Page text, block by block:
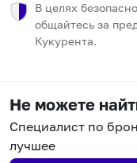
В целях
общайтесь за
Кукурента.
Не можете
Специалист по
лучшее